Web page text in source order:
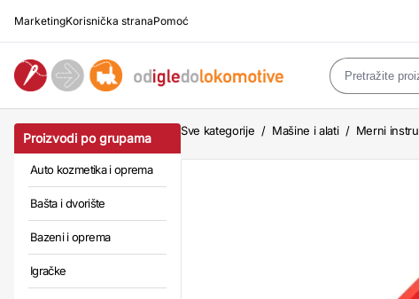
MarketingKorisnička stranaPomoć
Proizvodi po grupama
Auto kozmetika i oprema
Bašta i dvorište
Bazeni i oprema
Igračke
Sve kategorije / Mašine i alati / Merni